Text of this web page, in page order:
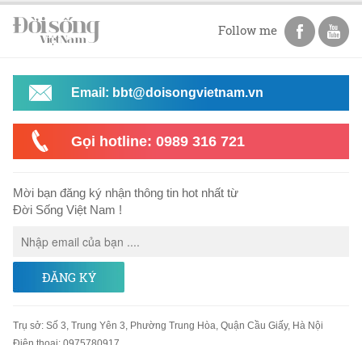
Follow me
Email: bbt@doisongvietnam.vn
Gọi hotline: 0989 316 721
Mời bạn đăng ký nhận thông tin hot nhất từ
Đời Sống Việt Nam !
ĐĂNG KÝ
Trụ sở: Số 3, Trung Yên 3, Phường Trung Hòa, Quận Cầu Giấy, Hà Nội